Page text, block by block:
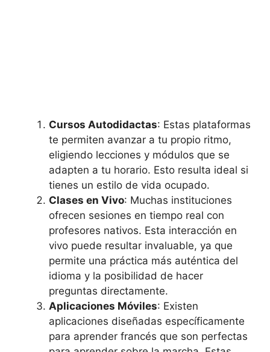
Cursos Autodidactas: Estas plataformas
te permiten avanzar a tu propio ritmo,
eligiendo lecciones y módulos que se
adapten a tu horario. Esto resulta ideal si
tienes un estilo de vida ocupado.
Clases en Vivo: Muchas instituciones
ofrecen sesiones en tiempo real con
profesores nativos. Esta interacción en
vivo puede resultar invaluable, ya que
permite una práctica más auténtica del
idioma y la posibilidad de hacer
preguntas directamente.
Aplicaciones Móviles: Existen
aplicaciones diseñadas específicamente
para aprender francés que son perfectas